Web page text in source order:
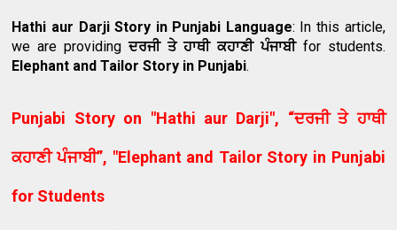
Hathi aur Darji Story in Punjabi Language: In this article,
we are providingਦਰਜੀ ਤੇ ਹਾਥੀ ਕਹਾਣੀ ਪੰਜਾਬੀfor students.
Elephant and Tailor Story in Punjabi.
Punjabi Story on "Hathi aur Darji", “ਦਰਜੀ ਤੇ ਹਾਥੀ
ਕਹਾਣੀ ਪੰਜਾਬੀ”, "Elephant and Tailor Story in Punjabi
for Students